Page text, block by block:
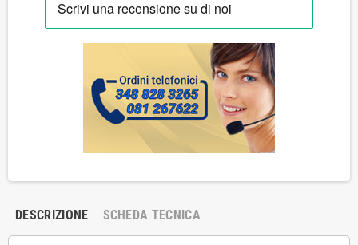
DESCRIZIONE SCHEDA TECNICA